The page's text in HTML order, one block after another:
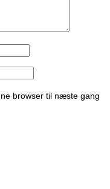
browser til næste gang